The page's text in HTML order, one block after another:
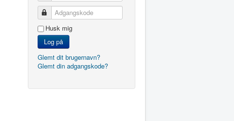
Adgangskode
Husk mig
Log på
Glemt dit brugernavn?
Glemt din adgangskode?